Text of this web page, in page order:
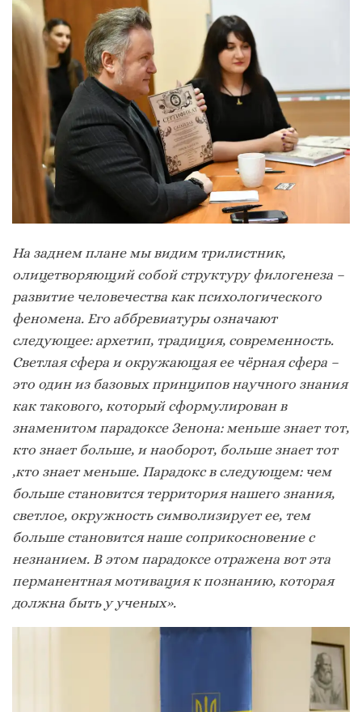
На заднем плане мы видим трилистник,
олицетворяющий собой структуру филогенеза –
развитие человечества как психологического
феномена. Его аббревиатуры означают
следующее: архетип, традиция, современность.
Светлая сфера и окружающая ее чёрная сфера –
это один из базовых принципов научного знания
как такового, который сформулирован в
знаменитом парадоксе Зенона: меньше знает тот,
кто знает больше, и наоборот, больше знает тот
,кто знает меньше. Парадокс в следующем: чем
больше становится территория нашего знания,
светлое, окружность символизирует ее, тем
больше становится наше соприкосновение с
незнанием. В этом парадоксе отражена вот эта
перманентная мотивация к познанию, которая
должна быть у ученых».